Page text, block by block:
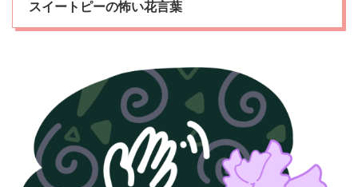
スイートピーの怖い花言葉